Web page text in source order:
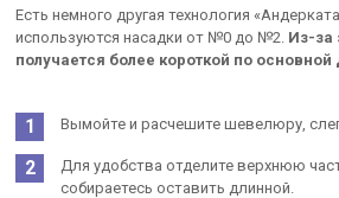
Есть немного другая технология
используются насадки от №0 до №2. Из-за
получается более короткой по основной
Вымойте и расчешите шевелюру,
Для удобства отделите верхнюю
собираетесь оставить длинной.